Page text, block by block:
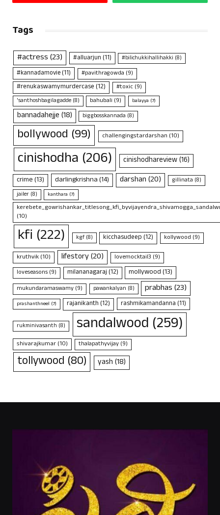
Tags
#actress(23) #alluarjun(11) #bilichukkihallihakki (8)
#kannadamovie(11) #pavithragowda (9)
#renukaswamymurdercase(12) #toxic(9)
'santhoshbagilagadde (8) bahubali (9) balayya (7)
bannadahejje(18) biggbosskannada (8)
bollywood (99) challengingstardarshan (10)
cinishodha (206) cinishodhareview(16)
crime(13) darlingkrishna(14) darshan(20) gillinata (8)
jailer (8) kanthara (7)
(10)
kfi (222) kgf(8) kicchasudeep(12) kollywood (9)
kruthvik(10) lifestory(20) lovemocktail3 (9)
loveseasons (9) milananagaraj(12) mollywood(13)
mukundaramaswamy (9) pawankalyan (8) prabhas(23)
prashanthneel (7) rajanikanth(12) rashmikamandanna(11)
rukminivasanth (8) sandalwood (259)
shivarajkumar(10) thalapathyvijay(9)
tollywood (80) yash(18)